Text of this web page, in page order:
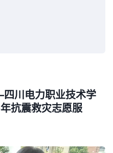
川电力职业技术学
抗震救灾志愿服